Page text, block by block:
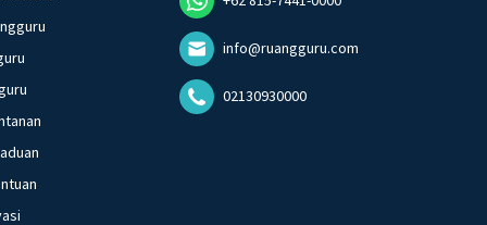
info@ruangguru.com
02130930000